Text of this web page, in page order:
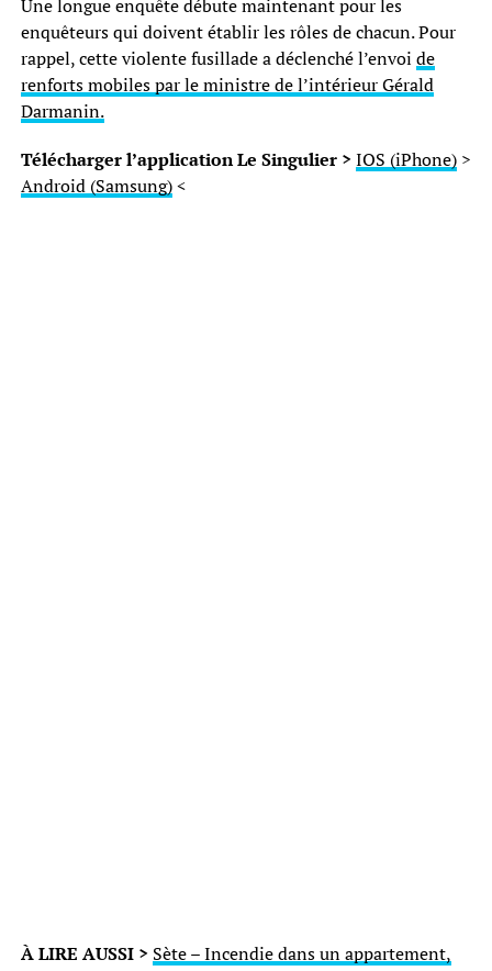
Une longue enquête débute maintenant pour les
enquêteurs qui doivent établir les rôles de chacun. Pour
rappel, cette violente fusillade a déclenché l’envoi de
renforts mobiles par le ministre de l’intérieur Gérald
Darmanin.
Télécharger l’application Le Singulier > IOS (iPhone)>
Android (Samsung)<
À LIRE AUSSI > Sète – Incendie dans un appartement,